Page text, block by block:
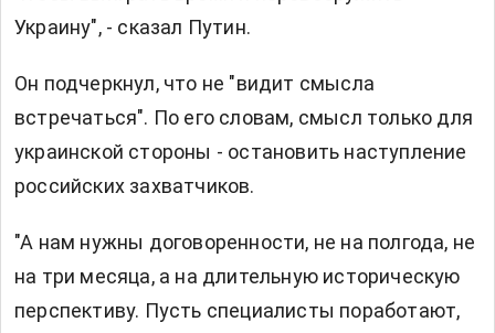
Украину", - сказал Путин.
Он подчеркнул, что не "видит смысла
встречаться". По его словам, смысл только для
украинской стороны - остановить наступление
российских захватчиков.
"А нам нужны договоренности, не на полгода, не
на три месяца, а на длительную историческую
перспективу. Пусть специалисты поработают,